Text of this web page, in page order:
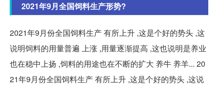
2021年9月全国饲料生产形势?
2021年9月份全国饲料生产 有所上升 ,这是个好的势头 ,这
说明饲料的用量普遍 上涨 ,用量逐渐提高 ,这也说明是养业
也在稳中上扬 ,饲料的用途也在不断的扩大 养牛 养羊... 20
21年9月份全国饲料生产 有所上升 ,这是个好的势头 ,这说